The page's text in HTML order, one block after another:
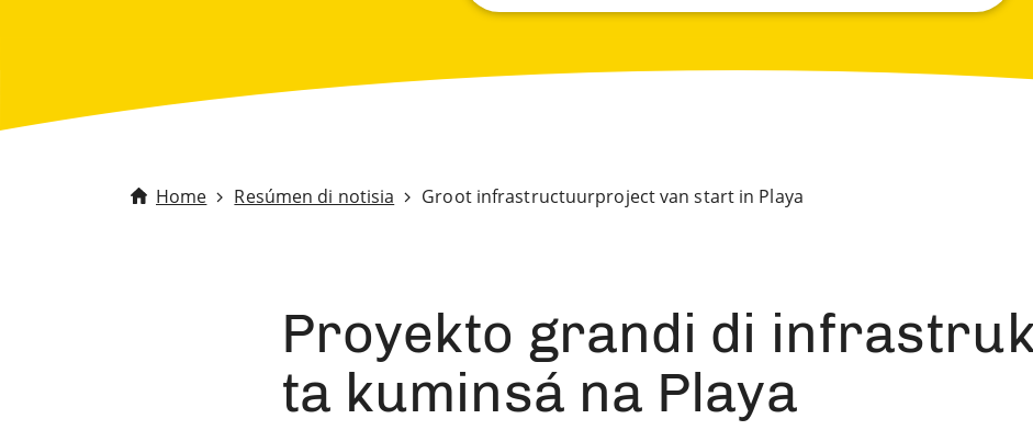
Home Resúmen di notisia Groot infrastructuurproject van start in Playa
Proyekto grandi di
ta kuminsá na Playa